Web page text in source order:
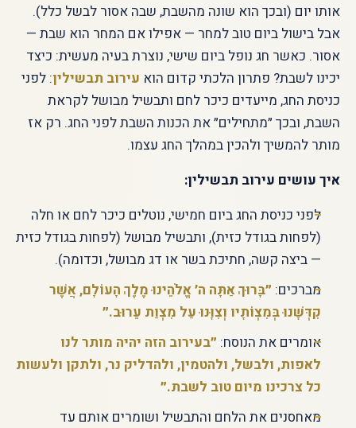
אותו יום (ובכך הוא שונה מהשבת, שבה אסור לבשל כלל).
אבל בישול ביום טוב למחר — אפילו אם המחר הוא שבת —
אסור. כאשר חג נופל ביום שישי, נוצרת בעיה מעשית: כיצד
יכינו לשבת? פתרון הלכתי קדום הוא עירוב תבשילין: לפני
כניסת החג, מייעדים כיכר לחם ותבשיל מבושל לקראת
השבת, ובכך ״מתחילים״ את הכנות השבת לפני החג. רק אז
מותר להמשיך ולהכין במהלך החג עצמו.
איך עושים עירוב תבשילין:
לפני כניסת החג ביום חמישי, נוטלים כיכר לחם או חלה
(לפחות בגודל כזית), ותבשיל מבושל (לפחות בגודל כזית
— ביצה קשה, חתיכת בשר או דג מבושל, וכדומה).
מברכים: ״בָּרוּךְ אַתָּה ה׳ אֱלֹהֵינוּ מֶלֶךְ הָעוֹלָם, אֲשֶׁר
קִדְּשָׁנוּ בְּמִצְוֹתָיו וְצִוָּנוּ עַל מִצְוַת עֵרוּב.״
אומרים את הנוסח: ״בעירוב הזה יהיה מותר לנו
לאפות, ולבשל, ולהטמין, ולהדליק נר, ולתקן ולעשות
כל צרכינו מיום טוב לשבת.״
מאחסנים את הלחם והתבשיל ושומרים אותם עד